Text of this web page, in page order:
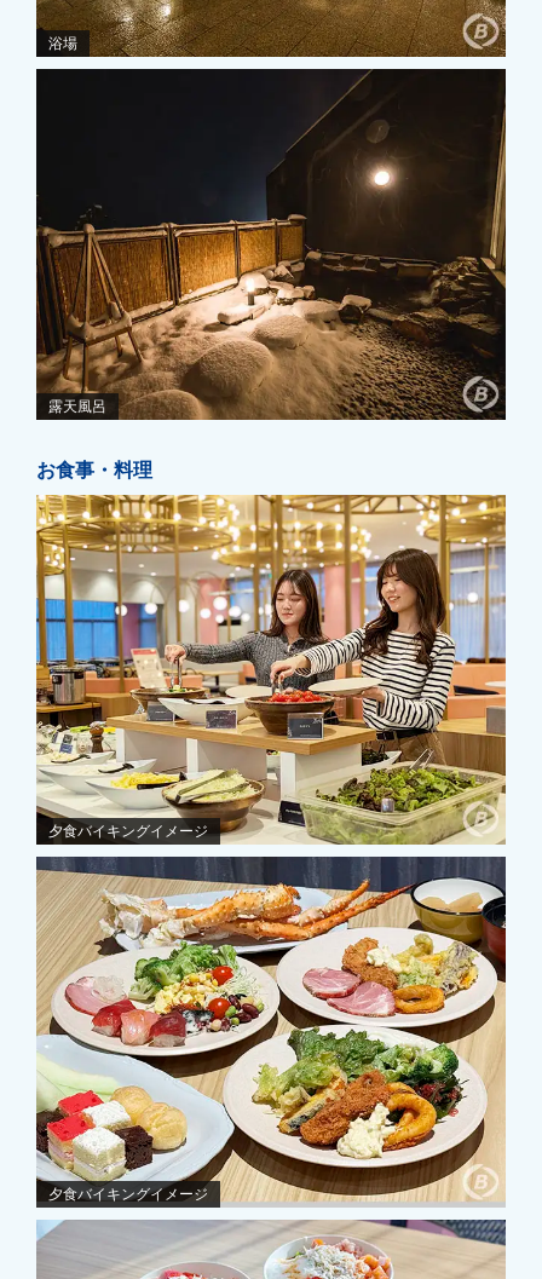
浴場
露天風呂
お食事・料理
夕食バイキングイメージ
夕食バイキングイメージ